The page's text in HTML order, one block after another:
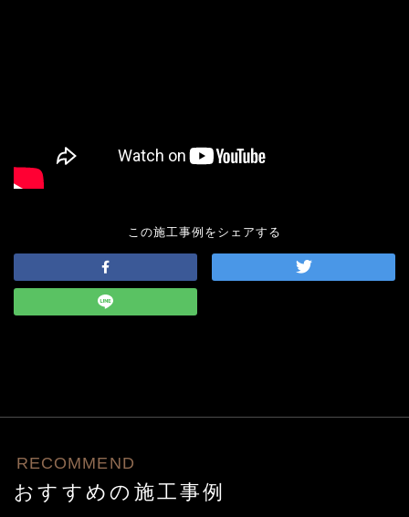
この施工事例をシェアする
RECOMMEND
おすすめの施工事例